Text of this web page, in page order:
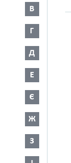
В
Г
Д
Е
Є
Ж
З